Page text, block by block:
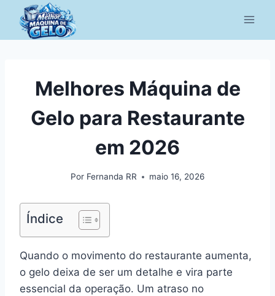
Pular
para
o
Melhores Máquina de
Gelo para Restaurante
em 2026
Por Fernanda RR maio 16, 2026
Índice
Quando o movimento do restaurante aumenta,
o gelo deixa de ser um detalhe e vira parte
essencial da operação. Um atraso no